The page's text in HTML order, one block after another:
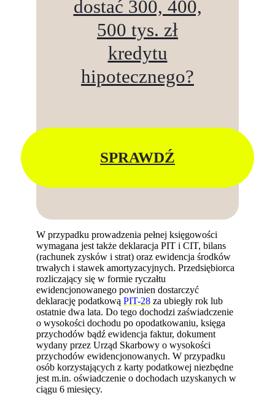
dostać 300, 400,
500 tys. zł
kredytu
hipotecznego?
SPRAWDŹ
W przypadku prowadzenia pełnej księgowości
wymagana jest także deklaracja PIT i CIT, bilans
(rachunek zysków i strat) oraz ewidencja środków
trwałych i stawek amortyzacyjnych. Przedsiębiorca
rozliczający się w formie ryczałtu
ewidencjonowanego powinien dostarczyć
deklarację podatkowąPIT-28 za ubiegły rok lub
ostatnie dwa lata. Do tego dochodzi zaświadczenie
o wysokości dochodu po opodatkowaniu, księga
przychodów bądź ewidencja faktur, dokument
wydany przez Urząd Skarbowy o wysokości
przychodów ewidencjonowanych. W przypadku
osób korzystających z karty podatkowej niezbędne
jest m.in. oświadczenie o dochodach uzyskanych w
ciągu 6 miesięcy.